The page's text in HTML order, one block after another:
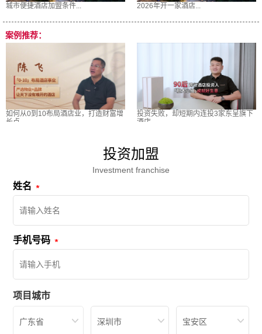
城市便捷酒店加盟条件... 2026年开一家酒店...
案例推荐：
如何从0到10布局酒店业，打造财富增
长点
投资失败，却短期内连投3家东呈旗下
酒店
投资加盟
Investment franchise
姓名
手机号码
项目城市
广东省 深圳市 宝安区